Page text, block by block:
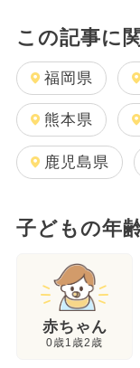
この記事に
福岡県
熊本県
鹿児島県
子どもの年
赤ちゃん
0歳1歳2歳